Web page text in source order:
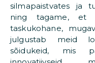
silmapaistvates ja
ning tagame, et
taskukohane,
julgustab meid
sõidukeid, mis